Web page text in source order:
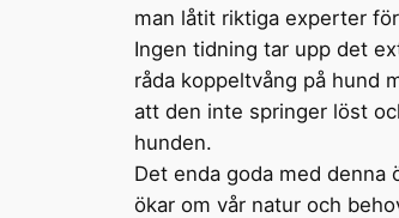
man låtit riktiga experter
Ingen tidning tar upp det
råda koppeltvång på hund
att den inte springer löst
hunden.
Det enda goda med denna
ökar om vår natur och